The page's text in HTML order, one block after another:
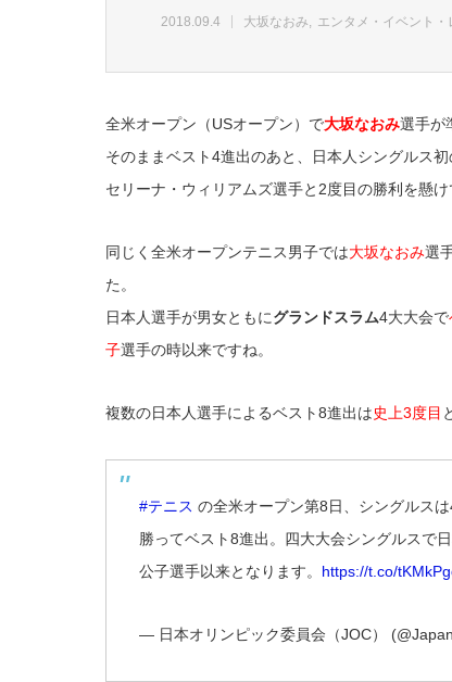
2018.09.4 大坂なおみ エンタメ・イベント・
全米オープン（USオープン）で大坂なおみ選手が
そのままベスト4進出のあと、日本人シングルス
セリーナ・ウィリアムズ選手と2度目の勝利を懸け
同じく全米オープンテニス男子では大坂なおみ選
た。
日本人選手が男女ともにグランドスラム4大大会で
子選手の時以来ですね。
複数の日本人選手によるベスト8進出は史上3度目
#テニス の全米オープン第8日、シングルス
勝ってベスト8進出。四大大会シングルスで
公子選手以来となります。 https://t.co/
— 日本オリンピック委員会（JOC）